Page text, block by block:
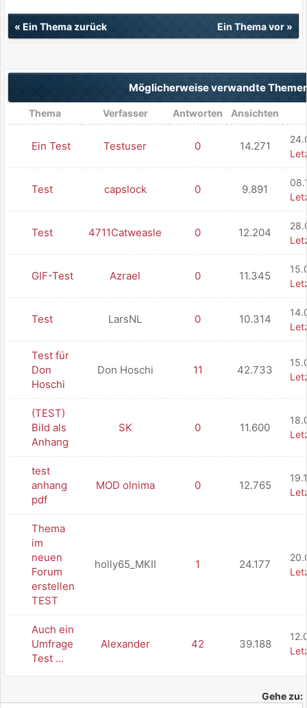
« Ein Thema zurück Ein Thema vor»
Möglicherweise verwandte
Thema Verfasser Antworten Ansichten
Ein Test Testuser 0 14.271
Test capslock 0 9.891
Test 4711Catweasle 0 12.204
GIF-Test Azrael 0 11.345
Test LarsNL 0 10.314
Test für
Don
Hoschi
Don Hoschi 11 42.733
(TEST)
Bild als
Anhang
SK 0 11.600
test
anhang
pdf
MOD olnima 0 12.765
Thema
im
neuen
Forum
erstellen
TEST
holly65_MKII 1 24.177
Auch ein
Umfrage
Test ...
Alexander 42 39.188
Gehe zu: